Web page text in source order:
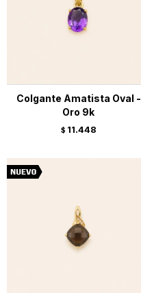
Colgante Amatista Oval -
Oro 9k
$ 11.448